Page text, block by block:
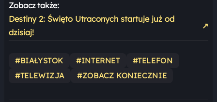
Zobacz także:
Destiny 2: Święto Utraconych startuje już od
dzisiaj!
↗
#BIAŁYSTOK #INTERNET
#TELEFON
#TELEWIZJA
#ZOBACZ KONIECZNIE